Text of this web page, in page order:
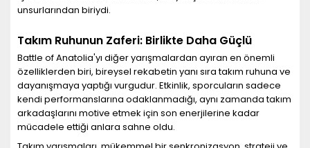
unsurlarından biriydi.
Takım Ruhunun Zaferi: Birlikte Daha Güçlü
Battle of Anatolia'yı diğer yarışmalardan ayıran en önemli
özelliklerden biri, bireysel rekabetin yanı sıra takım ruhuna ve
dayanışmaya yaptığı vurgudur. Etkinlik, sporcuların sadece
kendi performanslarına odaklanmadığı, aynı zamanda takım
arkadaşlarını motive etmek için son enerjilerine kadar
mücadele ettiği anlara sahne oldu.